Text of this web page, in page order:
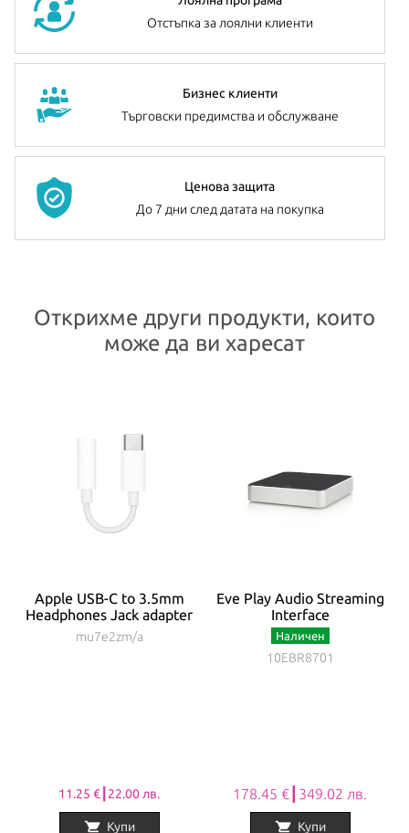
Отстъпка за лоялни клиенти
Бизнес клиенти
Търговски предимства и обслужване
Ценова защита
До 7 дни след датата на покупка
Открихме други продукти, които
може да ви харесат
Apple USB-C to 3.5mm
Headphones Jack adapter
mu7e2zm/a
11.25 €┃22.00 лв.
shopping_cart Купи
Eve Play Audio Streaming
Interface
Наличен
10EBR8701
178.45 €┃349.02 лв.
shopping_cart Купи